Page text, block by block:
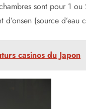
ji, les temples
chaud » de la ville,